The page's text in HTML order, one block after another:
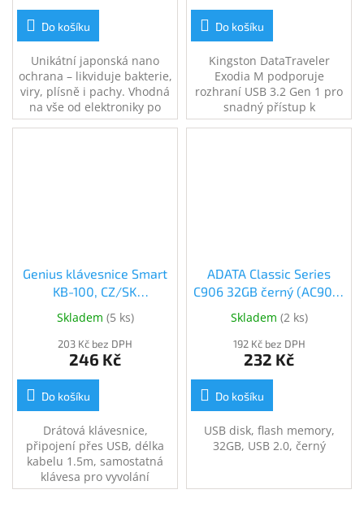
Do košíku
Unikátní japonská nano
ochrana – likviduje bakterie,
viry, plísně i pachy. Vhodná
na vše od elektroniky po
koupelny, kuchyně či
Do košíku
Kingston DataTraveler
Exodia M podporuje
rozhraní USB 3.2 Gen 1 pro
snadný přístup k
notebookům, stolním
Genius klávesnice Smart
KB-100, CZ/SK
(31300005423)
Skladem (5 ks)
203 Kč bez DPH
246 Kč
Do košíku
Drátová klávesnice,
připojení přes USB, délka
kabelu 1.5m, samostatná
klávesa pro vyvolání
Microsoft Copilot, české
ADATA Classic Series
C906 32GB černý (AC906-
32G-RBK)
Skladem (2 ks)
192 Kč bez DPH
232 Kč
Do košíku
USB disk, flash memory,
32GB, USB 2.0, černý